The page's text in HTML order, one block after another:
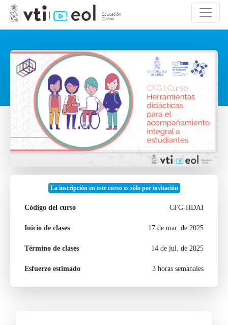
La inscripción en este curso es sólo por invitación
Código del curso CFG-HDAI
Inicio de clases 17 de mar. de 2025
Término de clases 14 de jul. de 2025
Esfuerzo estimado 3 horas semanales